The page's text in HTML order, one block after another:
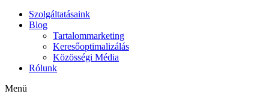
Szolgáltatásaink
Blog
Tartalommarketing
Keresőoptimalizálás
Közösségi Média
Rólunk
Menü